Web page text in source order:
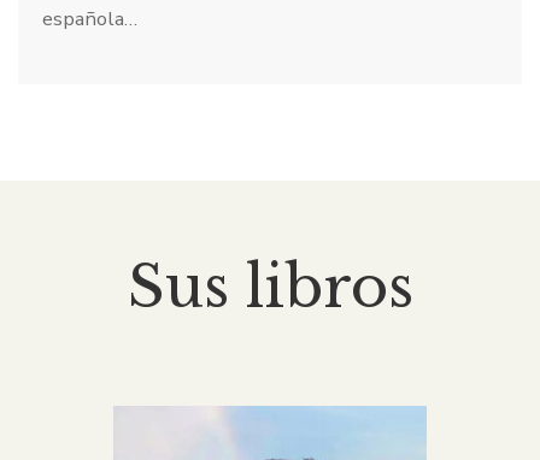
española…
Sus libros